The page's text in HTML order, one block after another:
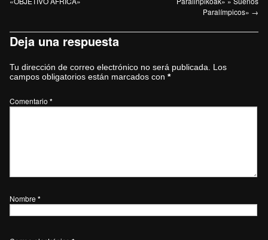
Paralímpicos» →
Deja una respuesta
Tu dirección de correo electrónico no será publicada.
Los
campos obligatorios están marcados con *
Comentario *
Nombre *